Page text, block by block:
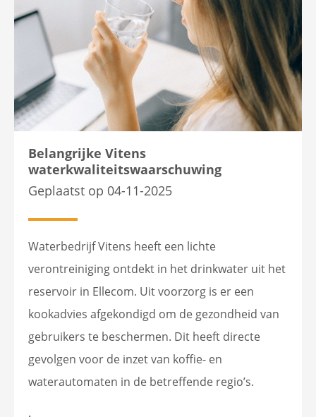
Belangrijke Vitens
waterkwaliteitswaarschuwing
Geplaatst op 04-11-2025
Waterbedrijf Vitens heeft een lichte
verontreiniging ontdekt in het drinkwater uit het
reservoir in Ellecom. Uit voorzorg is er een
kookadvies afgekondigd om de gezondheid van
gebruikers te beschermen. Dit heeft directe
gevolgen voor de inzet van koffie- en
waterautomaten in de betreffende regio’s.